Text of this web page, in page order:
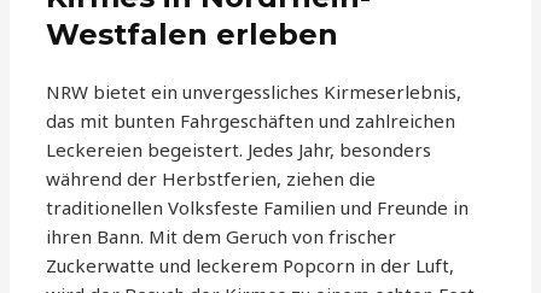
Westfalen erleben
NRW bietet ein unvergessliches Kirmeserlebnis,
das mit bunten Fahrgeschäften und zahlreichen
Leckereien begeistert. Jedes Jahr, besonders
während der Herbstferien, ziehen die
traditionellen Volksfeste Familien und Freunde in
ihren Bann. Mit dem Geruch von frischer
Zuckerwatte und leckerem Popcorn in der Luft,